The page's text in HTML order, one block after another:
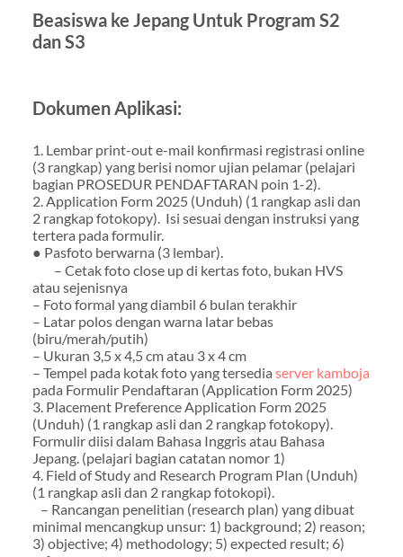
Beasiswa ke Jepang Untuk Program S2
dan S3
Dokumen Aplikasi:
1. Lembar print-out e-mail konfirmasi registrasi online
(3 rangkap) yang berisi nomor ujian pelamar (pelajari
bagian PROSEDUR PENDAFTARAN poin 1-2).
2. Application Form 2025 (Unduh) (1 rangkap asli dan
2 rangkap fotokopy). Isi sesuai dengan instruksi yang
tertera pada formulir.
● Pasfoto berwarna (3 lembar).
– Cetak foto close up di kertas foto, bukan HVS
atau sejenisnya
– Foto formal yang diambil 6 bulan terakhir
– Latar polos dengan warna latar bebas
(biru/merah/putih)
– Ukuran 3,5 x 4,5 cm atau 3 x 4 cm
– Tempel pada kotak foto yang tersedia server kamboja
pada Formulir Pendaftaran (Application Form 2025)
3. Placement Preference Application Form 2025
(Unduh) (1 rangkap asli dan 2 rangkap fotokopy).
Formulir diisi dalam Bahasa Inggris atau Bahasa
Jepang. (pelajari bagian catatan nomor 1)
4. Field of Study and Research Program Plan (Unduh)
(1 rangkap asli dan 2 rangkap fotokopi).
– Rancangan penelitian (research plan) yang dibuat
minimal mencangkup unsur: 1) background; 2) reason;
3) objective; 4) methodology; 5) expected result; 6)